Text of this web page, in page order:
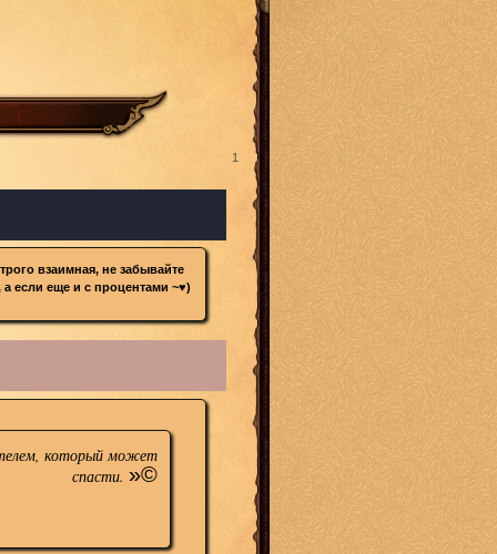
1
взаимная, не забывайте
если еще и с процентами ~♥)
который может
спасти. »©